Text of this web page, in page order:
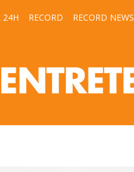
24H RECORD RECORD NEWS